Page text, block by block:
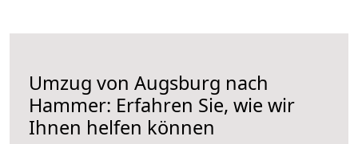
Umzug von Augsburg nach
Hammer: Erfahren Sie, wie wir
Ihnen helfen können